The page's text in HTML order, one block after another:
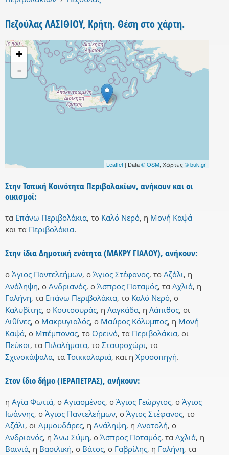
Πεζούλας ΛΑΣΙΘΙΟΥ, Κρήτη. Θέση στο χάρτη.
+
-
Leaflet | Data© OSM, Χάρτες © buk.gr
Στην Τοπική Κοινότητα Περιβολακίων, ανήκουν και οι
οικισμοί:
τα Επάνω Περιβολάκια, το Καλό Νερό, η Μονή Καψά
και τα Περιβολάκια.
Στην ίδια Δημοτική ενότητα (ΜΑΚΡΥ ΓΙΑΛΟΥ), ανήκουν:
ο Άγιος Παντελεήμων, ο Άγιος Στέφανος, το Αζάλι, η
Ανάληψη, ο Ανδριανός, ο Άσπρος Ποταμός, τα Αχλιά, η
Γαλήνη, τα Επάνω Περιβολάκια, το Καλό Νερό, ο
Καλυβίτης, ο Κουτσουράς, η Λαγκάδα, η Λάπιθος, οι
Λιθίνες, ο Μακρυγιαλός, ο Μαύρος Κόλυμπος, η Μονή
Καψά, ο Μπέμπονας, το Ορεινό, τα Περιβολάκια, οι
Πεύκοι, τα Πιλαλήματα, το Σταυροχώρι, τα
Σχινοκάψαλα, τα Τσικκαλαριά, και η Χρυσοπηγή.
Στον ίδιο δήμο (ΙΕΡΑΠΕΤΡΑΣ), ανήκουν:
η Αγία Φωτιά, ο Αγιασμένος, ο Άγιος Γεώργιος, ο Άγιος
Ιωάννης, ο Άγιος Παντελεήμων, ο Άγιος Στέφανος, το
Αζάλι, οι Αμμουδάρες, η Ανάληψη, η Ανατολή, ο
Ανδριανός, η Άνω Σύμη, ο Άσπρος Ποταμός, τα Αχλιά, η
Βαϊνιά, η Βασιλική, ο Βάτος, ο Γαβρίλης, η Γαλήνη, τα